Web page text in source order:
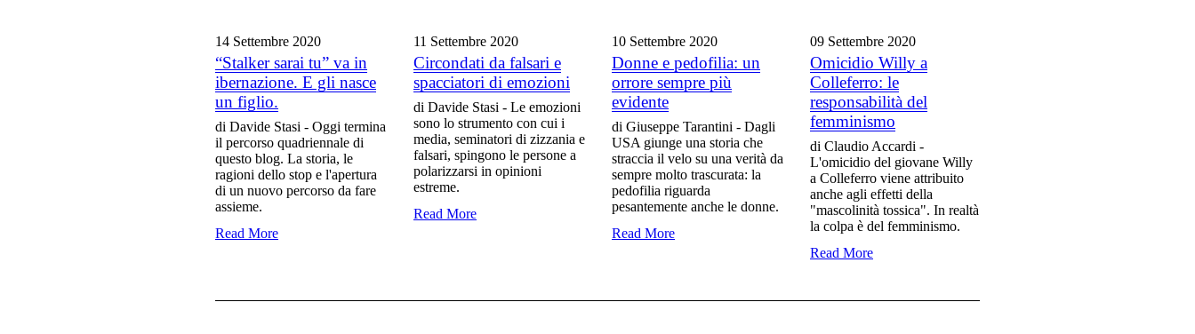
14 Settembre 2020
“Stalker sarai tu” va in
ibernazione. E gli nasce
un figlio.
di Davide Stasi - Oggi termina
il percorso quadriennale di
questo blog. La storia, le
ragioni dello stop e l'apertura
di un nuovo percorso da fare
assieme.
Read More
11 Settembre 2020
Circondati da falsari e
spacciatori di emozioni
di Davide Stasi - Le emozioni
sono lo strumento con cui i
media, seminatori di zizzania e
falsari, spingono le persone a
polarizzarsi in opinioni
estreme.
Read More
10 Settembre 2020
Donne e pedofilia: un
orrore sempre più
evidente
di Giuseppe Tarantini - Dagli
USA giunge una storia che
straccia il velo su una verità da
sempre molto trascurata: la
pedofilia riguarda
pesantemente anche le donne.
Read More
09 Settembre 2020
Omicidio Willy a
Colleferro: le
responsabilità del
femminismo
di Claudio Accardi -
L'omicidio del giovane Willy
a Colleferro viene attribuito
anche agli effetti della
"mascolinità tossica". In realtà
la colpa è del femminismo.
Read More